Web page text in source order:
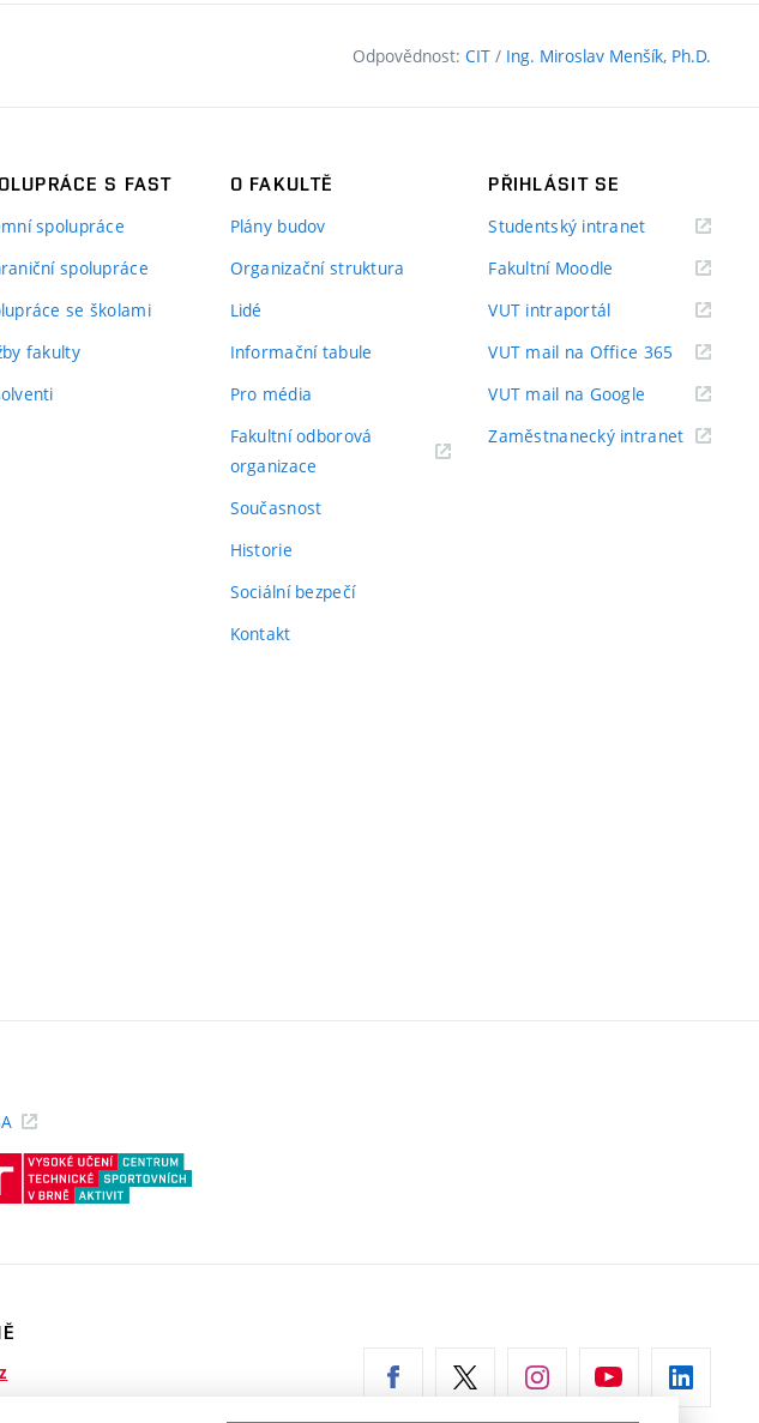
Odpovědnost: CIT / Ing. Miroslav Menšík, Ph.D.
S FAST
spolupráce
spolupráce
se školami
fakulty
O FAKULTĚ
Plány budov
Organizační struktura
Lidé
Informační tabule
Pro média
Fakultní odborová
organizace
Současnost
Historie
Sociální bezpečí
Kontakt
PŘIHLÁSIT SE
Studentský intranet(externí
Fakultní Moodle
VUT intraportál(externí
VUT mail na Office 365 (externí
odkaz)
VUT mail na Google (externí
Zaměstnanecký intranet(externí